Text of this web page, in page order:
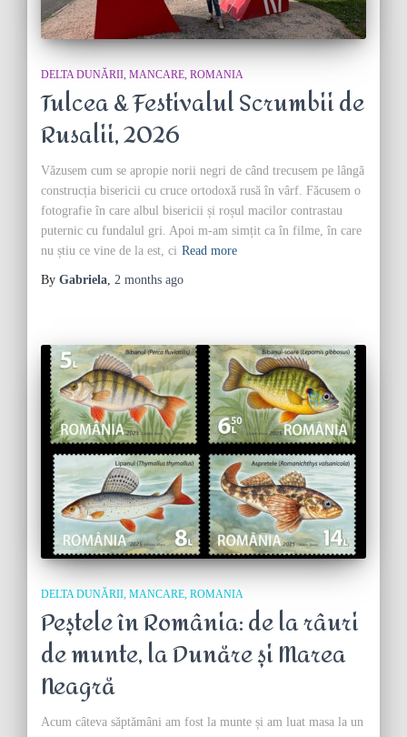
DELTA DUNĂRII MANCARE ROMANIA
Tulcea & Festivalul Scrumbii de
Rusalii, 2026
Văzusem cum se apropie norii negri de când trecusem pe lângă
construcția bisericii cu cruce ortodoxă rusă în vârf. Făcusem o
fotografie în care albul bisericii și roșul macilor contrastau
puternic cu fundalul gri. Apoi m-am simțit ca în filme, în care
nu știu ce vine de la est, ci Read more
By Gabriela, 2 months ago
DELTA DUNĂRII MANCARE ROMANIA
Peștele în România: de la râuri
de munte, la Dunăre și Marea
Neagră
Acum câteva săptămâni am fost la munte și am luat masa la un